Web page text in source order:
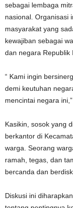
sebagai lembaga
nasional. Organisasi
masyarakat yang
kewajiban sebagai
dan negara Republik
“ Kami ingin
demi keutuhan
mencintai negara
Kasikin, sosok yang
berkantor di
warga. Seorang
ramah, tegas, dan
bercanda dan
Diskusi ini